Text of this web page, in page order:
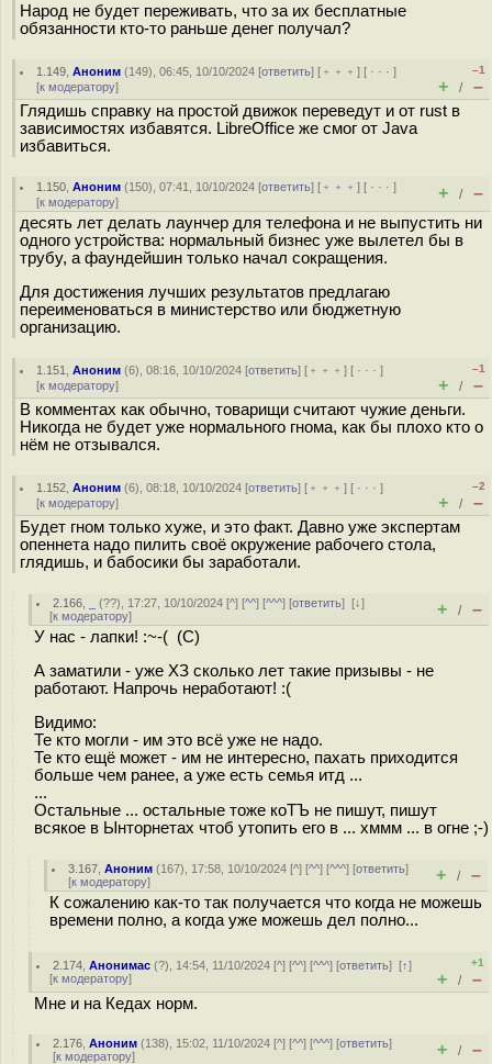
Народ не будет переживать, что за их бесплатные
обязанности кто-то раньше денег получал?
1.149 ,Аноним (149), 06:45, 10/10/2024 [ответить] [ ﹢﹢﹢] [ · · ·]
[к модератору]
–1
+ / –
Глядишь справку на простой движок переведут и от rust в
зависимостях избавятся. LibreOffice же смог от Java
избавиться.
1.150 ,Аноним (150), 07:41, 10/10/2024 [ответить] [ ﹢﹢﹢] [ · · ·]
[к модератору] + / –
десять лет делать лаунчер для телефона и не выпустить ни
одного устройства: нормальный бизнес уже вылетел бы в
трубу, а фаундейшин только начал сокращения.
Для достижения лучших результатов предлагаю
переименоваться в министерство или бюджетную
организацию.
1.151 ,Аноним (6), 08:16, 10/10/2024 [ответить] [ ﹢﹢﹢] [ · · ·]
[к модератору]
–1
+ / –
В комментах как обычно, товарищи считают чужие деньги.
Никогда не будет уже нормального гнома, как бы плохо кто о
нём не отзывался.
1.152 ,Аноним (6), 08:18, 10/10/2024 [ответить] [ ﹢﹢﹢] [ · · ·]
[к модератору]
–2
+ / –
Будет гном только хуже, и это факт. Давно уже экспертам
опеннета надо пилить своё окружение рабочего стола,
глядишь, и бабосики бы заработали.
2.166 (??), 17:27, 10/10/2024 [^] [^^] [^^^] [ответить][↓]
[к модератору] + / –
У нас - лапки! :~-( (С)
А заматили - уже ХЗ сколько лет такие призывы - не
работают. Напрочь неработают! :(
Видимо:
Те кто могли - им это всё уже не надо.
Те кто ещё может - им не интересно, пахать приходится
больше чем ранее, а уже есть семья итд ...
...
Остальные ... остальные тоже коТЪ не пишут, пишут
всякое в Ынторнетах чтоб утопить его в ... хммм ... в огне ;-)
3.167 ,Аноним (167), 17:58, 10/10/2024 [^] [^^] [^^^] [ответить]
[к модератору] + / –
К сожалению как-то так получается что когда не можешь
времени полно, а когда уже можешь дел полно...
2.174 ,Анонимас (?), 14:54, 11/10/2024 [^] [^^] [^^^] [ответить][↑]
[к модератору]
+1
+ / –
Мне и на Кедах норм.
2.176 ,Аноним (138), 15:02, 11/10/2024 [^] [^^] [^^^] [ответить]
[к модератору] + / –